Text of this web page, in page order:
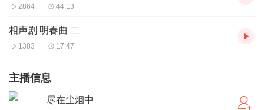
2864 44:13
相声剧 明春曲 二
1383 17:47
主播信息
尽在尘烟中